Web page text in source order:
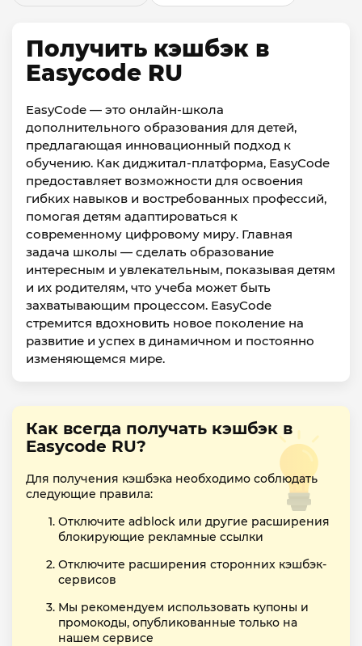
Получить кэшбэк в
Easycode RU
EasyCode — это онлайн-школа
дополнительного образования для детей,
предлагающая инновационный подход к
обучению. Как диджитал-платформа, EasyCode
предоставляет возможности для освоения
гибких навыков и востребованных профессий,
помогая детям адаптироваться к
современному цифровому миру. Главная
задача школы — сделать образование
интересным и увлекательным, показывая детям
и их родителям, что учеба может быть
захватывающим процессом. EasyCode
стремится вдохновить новое поколение на
развитие и успех в динамичном и постоянно
изменяющемся мире.
Как всегда получать кэшбэк в
Easycode RU?
Для получения кэшбэка необходимо соблюдать
следующие правила:
Отключите adblock или другие расширения
блокирующие рекламные ссылки
Отключите расширения сторонних кэшбэк-
сервисов
Мы рекомендуем использовать купоны и
промокоды, опубликованные только на
нашем сервисе